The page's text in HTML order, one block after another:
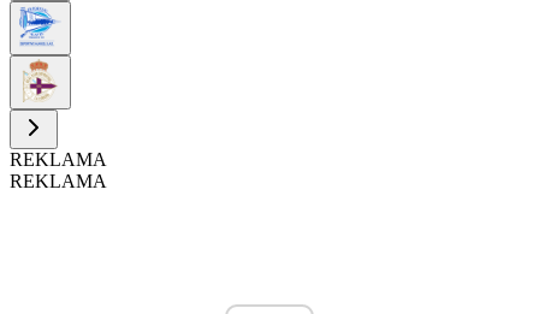
REKLAMA
REKLAMA